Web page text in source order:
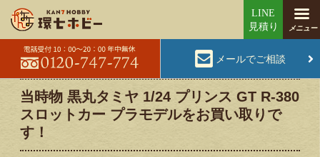
メールでご相談
当時物 黒丸タミヤ 1/24 プリンス GT R-380
スロットカー プラモデルをお買い取りで
す！